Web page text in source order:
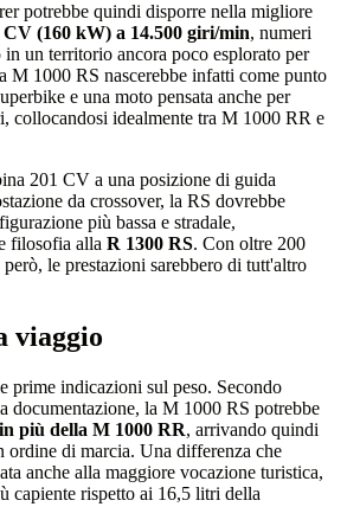
potrebbe quindi disporre nella migliore
CV (160 kW) a 14.500 giri/min, numeri
in un territorio ancora poco esplorato per
M 1000 RS nascerebbe infatti come punto
e una moto pensata anche per
collocandosi idealmente tra M 1000 RR e
201 CV a una posizione di guida
da crossover, la RS dovrebbe
più bassa e stradale,
filosofia alla R 1300 RS. Con oltre 200
le prestazioni sarebbero di tutt'altro
viaggio
prime indicazioni sul peso. Secondo
documentazione, la M 1000 RS potrebbe
più della M 1000 RR, arrivando quindi
ordine di marcia. Una differenza che
anche alla maggiore vocazione turistica,
capiente rispetto ai 16,5 litri della